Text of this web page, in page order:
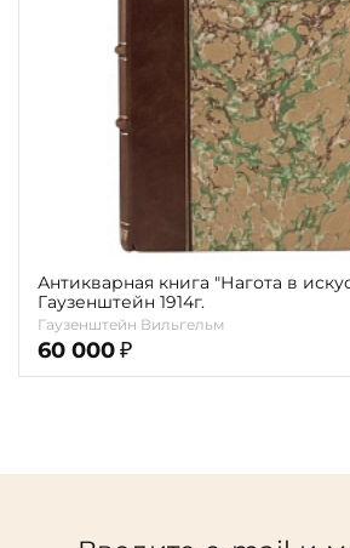
Тиснение
Цвет
Пол и возраст
Повод
Антикварная книга "Нагота в
Гаузенштейн 1914г.
Гаузенштейн Вильгельм
60 000 ₽